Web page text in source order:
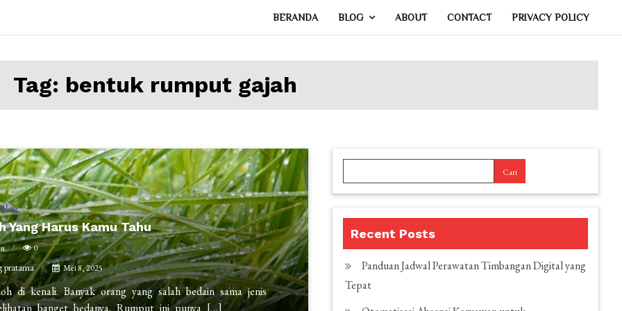
BERANDA BLOG ABOUT CONTACT PRIVACY POLICY
Tag: bentuk rumput gajah
Blog
Yang Harus Kamu Tahu
0
pratama Mei 8, 2025
di kenali. Banyak orang yang salah bedain sama jenis
banget bedanya. Rumput ini punya […]
Cari
Recent Posts
Panduan Jadwal Perawatan Timbangan Digital yang
Tepat